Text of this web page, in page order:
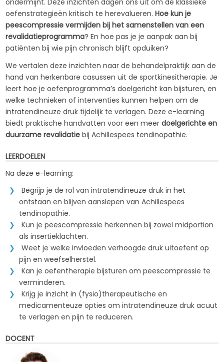
oefenstrategieën kritisch te herevalueren.Hoe kun je
peescompressie vermijden bij het samenstellen van een
revalidatieprogramma? En hoe pas je je aanpak aan bij
patiënten bij wie pijn chronisch blijft opduiken?
We vertalen deze inzichten naar de behandelpraktijk aan de
hand van herkenbare casussen uit de sportkinesitherapie. Je
leert hoe je oefenprogramma’s doelgericht kan bijsturen, en
welke technieken of interventies kunnen helpen om de
intratendineuze druk tijdelijk te verlagen. Deze e-learning
biedt praktische handvatten voor een meerdoelgerichte en
duurzame revalidatie bij Achillespees tendinopathie.
LEERDOELEN
Na deze e-learning:
Begrijp je de rol van intratendineuze druk in het
ontstaan en blijven aanslepen van Achillespees
tendinopathie.
Kun je peescompressie herkennen bij zowel midportion
als insertieklachten.
Weet je welke invloeden verhoogde druk uitoefent op
pijn en weefselherstel.
Kan je oefentherapie bijsturen om peescompressie te
verminderen.
Krijg je inzicht in (fysio)therapeutische en
medicamenteuze opties om intratendineuze druk acuut
te verlagen en pijn te reduceren.
DOCENT